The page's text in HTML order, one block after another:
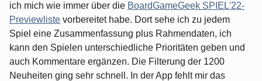
ich mich wie immer über die BoardGameGeek SPIEL'22-
Previewliste vorbereitet habe. Dort sehe ich zu jedem
Spiel eine Zusammenfassung plus Rahmendaten, ich
kann den Spielen unterschiedliche Prioritäten geben und
auch Kommentare ergänzen. Die Filterung der 1200
Neuheiten ging sehr schnell. In der App fehlt mir das